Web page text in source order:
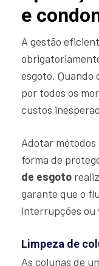
e
A gestão
esgoto. Quando
por todos os
custos
Adotar métodos
forma de
de esgoto
garante que o
interrupções ou
Limpeza de
As colunas de